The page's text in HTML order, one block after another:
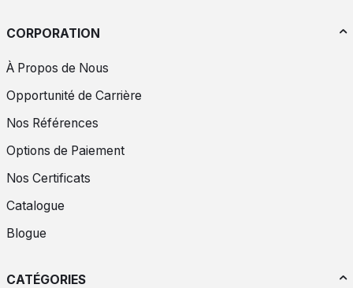
CORPORATION
À Propos de Nous
Opportunité de Carrière
Nos Références
Options de Paiement
Nos Certificats
Catalogue
Blogue
CATÉGORIES